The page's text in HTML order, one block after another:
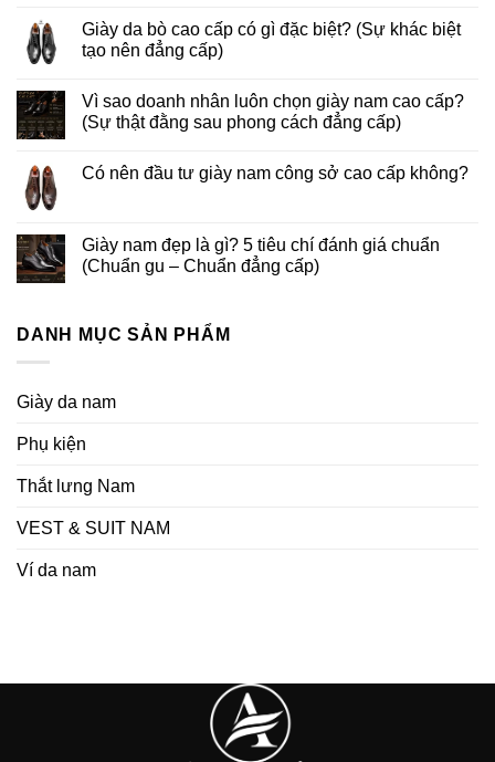
Giày da bò cao cấp có gì đặc biệt? (Sự khác biệt
tạo nên đẳng cấp)
Vì sao doanh nhân luôn chọn giày nam cao cấp?
(Sự thật đằng sau phong cách đẳng cấp)
Có nên đầu tư giày nam công sở cao cấp không?
Giày nam đẹp là gì? 5 tiêu chí đánh giá chuẩn
(Chuẩn gu – Chuẩn đẳng cấp)
DANH MỤC SẢN PHẨM
Giày da nam
Phụ kiện
Thắt lưng Nam
VEST & SUIT NAM
Ví da nam